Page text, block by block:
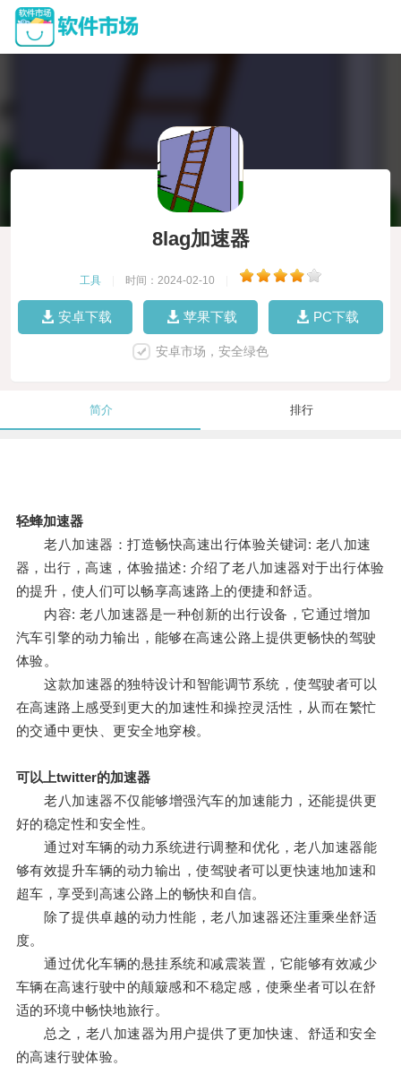
8lag加速器
工具 时间：2024-02-10
安卓下载 苹果下载 PC下载
安卓市场，安全绿色
简介 排行
轻蜂加速器
老八加速器：打造畅快高速出行体验关键词: 老八加速
器，出行，高速，体验描述: 介绍了老八加速器对于出行体验
的提升，使人们可以畅享高速路上的便捷和舒适。
内容: 老八加速器是一种创新的出行设备，它通过增加
汽车引擎的动力输出，能够在高速公路上提供更畅快的驾驶
体验。
这款加速器的独特设计和智能调节系统，使驾驶者可以
在高速路上感受到更大的加速性和操控灵活性，从而在繁忙
的交通中更快、更安全地穿梭。
可以上twitter的加速器
老八加速器不仅能够增强汽车的加速能力，还能提供更
好的稳定性和安全性。
通过对车辆的动力系统进行调整和优化，老八加速器能
够有效提升车辆的动力输出，使驾驶者可以更快速地加速和
超车，享受到高速公路上的畅快和自信。
除了提供卓越的动力性能，老八加速器还注重乘坐舒适
度。
通过优化车辆的悬挂系统和减震装置，它能够有效减少
车辆在高速行驶中的颠簸感和不稳定感，使乘坐者可以在舒
适的环境中畅快地旅行。
总之，老八加速器为用户提供了更加快速、舒适和安全
的高速行驶体验。